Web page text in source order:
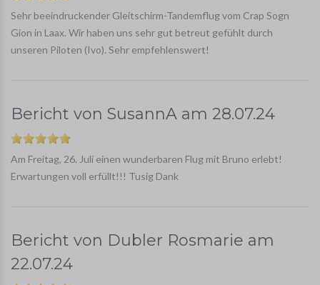
Sehr beeindruckender Gleitschirm-Tandemflug vom Crap Sogn
Gion in Laax. Wir haben uns sehr gut betreut gefühlt durch
unseren Piloten (Ivo). Sehr empfehlenswert!
Bericht von SusannA am 28.07.24
Am Freitag, 26. Juli einen wunderbaren Flug mit Bruno erlebt!
Erwartungen voll erfüllt!!! Tusig Dank
Bericht von Dubler Rosmarie am
22.07.24